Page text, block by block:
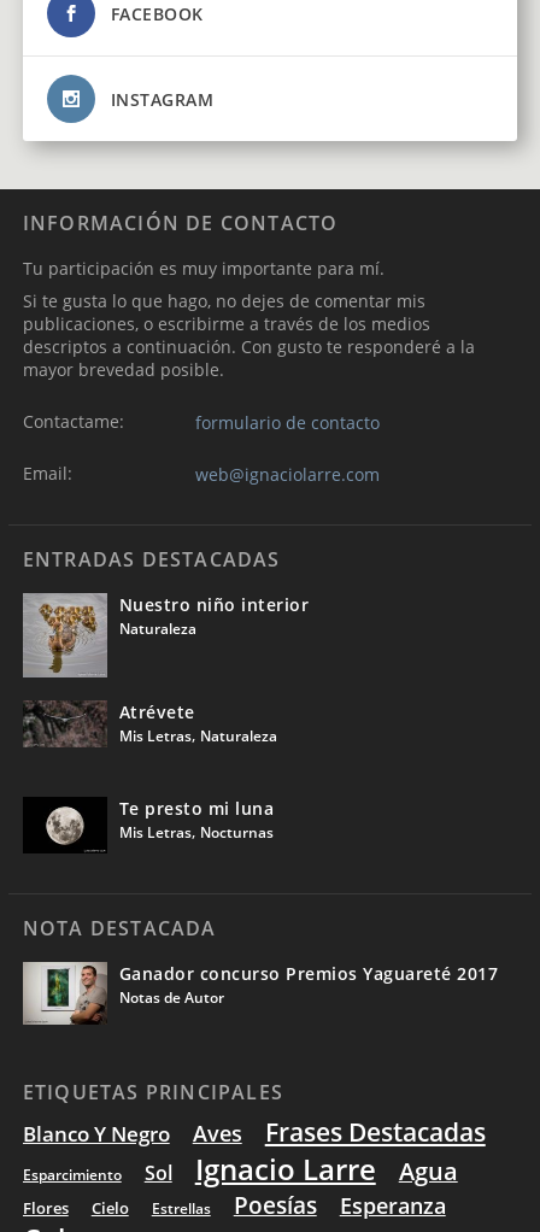
FACEBOOK
INSTAGRAM
INFORMACIÓN DE CONTACTO
Tu participación es muy importante para mí.
Si te gusta lo que hago, no dejes de comentar mis
publicaciones, o escribirme a través de los medios
descriptos a continuación. Con gusto te responderé a la
mayor brevedad posible.
Contactame: formulario de contacto
Email: web@ignaciolarre.com
ENTRADAS DESTACADAS
Nuestro niño interior
Naturaleza
Atrévete
Mis Letras, Naturaleza
Te presto mi luna
Mis Letras, Nocturnas
NOTA DESTACADA
Ganador concurso Premios Yaguareté 2017
Notas de Autor
ETIQUETAS PRINCIPALES
Blanco Y Negro Aves Frases Destacadas
Esparcimiento Sol Ignacio Larre Agua
Flores Cielo Estrellas Poesías Esperanza